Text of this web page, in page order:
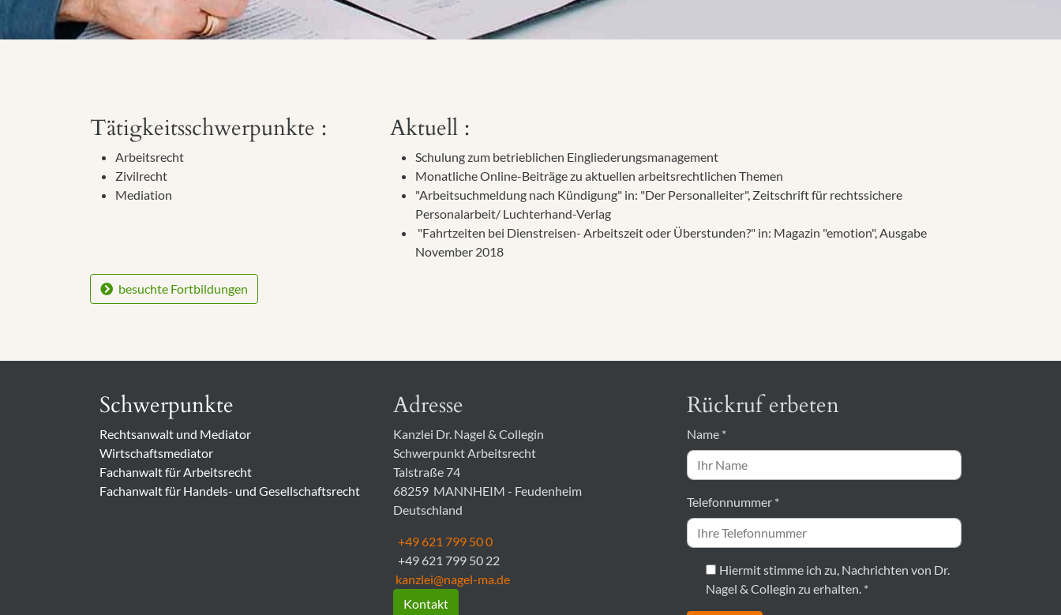
Tätigkeitsschwerpunkte :
Arbeitsrecht
Zivilrecht
Mediation
Aktuell :
Schulung zum betrieblichen Eingliederungsmanagement
Monatliche Online-Beiträge zu aktuellen arbeitsrechtlichen Themen
"Arbeitsuchmeldung nach Kündigung" in: "Der Personalleiter", Zeitschrift für rechtssichere
Personalarbeit/ Luchterhand-Verlag
"Fahrtzeiten bei Dienstreisen- Arbeitszeit oder Überstunden?" in: Magazin "emotion", Ausgabe
November 2018
besuchte Fortbildungen
Schwerpunkte
Rechtsanwalt und Mediator
Wirtschaftsmediator
Fachanwalt für Arbeitsrecht
Fachanwalt für Handels- und Gesellschaftsrecht
Adresse
Kanzlei Dr. Nagel & Collegin
Schwerpunkt Arbeitsrecht
Talstraße 74
68259 MANNHEIM - Feudenheim
Deutschland
+49 621 799 50 0
+49 621 799 50 22
kanzlei@nagel-ma.de
Kontakt
Rückruf erbeten
Name *
Telefonnummer *
Hiermit stimme ich zu, Nachrichten von Dr.
Nagel & Collegin zu erhalten. *